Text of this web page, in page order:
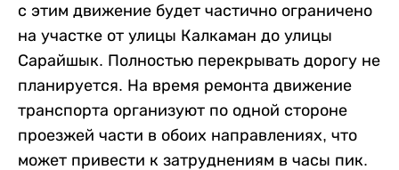
с этим движение будет частично ограничено
на участке от улицы Калкаман до улицы
Сарайшык. Полностью перекрывать дорогу не
планируется. На время ремонта движение
транспорта организуют по одной стороне
проезжей части в обоих направлениях, что
может привести к затруднениям в часы пик.